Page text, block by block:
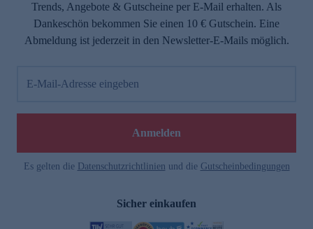
Trends, Angebote & Gutscheine per E-Mail erhalten. Als
Dankeschön bekommen Sie einen 10 € Gutschein. Eine
Abmeldung ist jederzeit in den Newsletter-E-Mails möglich.
E-Mail-Adresse eingeben
Anmelden
Es gelten die Datenschutzrichtlinien und die Gutscheinbedingungen
Sicher einkaufen